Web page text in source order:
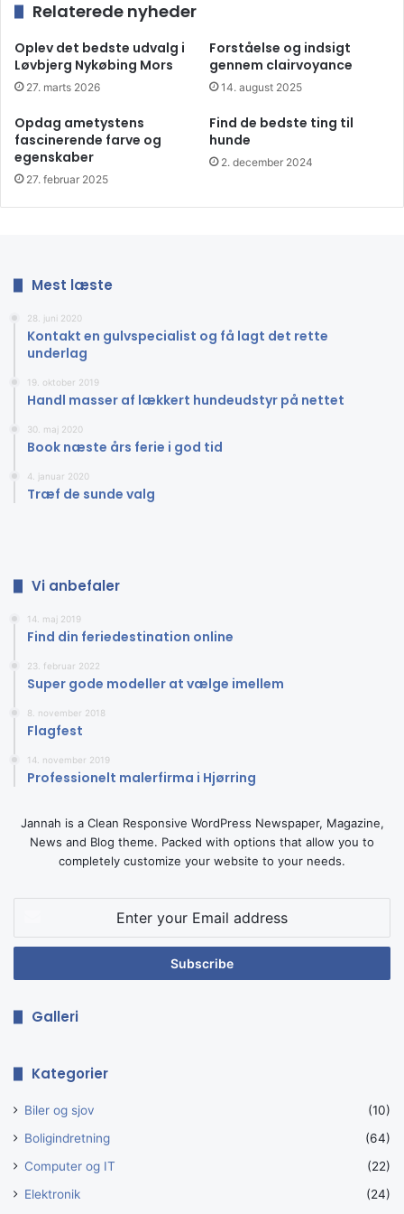
Relaterede nyheder
Oplev det bedste udvalg i
Løvbjerg Nykøbing Mors
27. marts 2026
Forståelse og indsigt
gennem clairvoyance
14. august 2025
Opdag ametystens
fascinerende farve og
egenskaber
27. februar 2025
Find de bedste ting til
hunde
2. december 2024
Mest læste
28. juni 2020
Kontakt en gulvspecialist og få lagt det rette
underlag
19. oktober 2019
Handl masser af lækkert hundeudstyr på nettet
30. maj 2020
Book næste års ferie i god tid
4. januar 2020
Træf de sunde valg
Vi anbefaler
14. maj 2019
Find din feriedestination online
23. februar 2022
Super gode modeller at vælge imellem
8. november 2018
Flagfest
14. november 2019
Professionelt malerfirma i Hjørring
Jannah is a Clean Responsive WordPress Newspaper, Magazine,
News and Blog theme. Packed with options that allow you to
completely customize your website to your needs.
Email
Galleri
Kategorier
Biler og sjov
(10)
Boligindretning
(64)
Computer og IT
(22)
Elektronik
(24)